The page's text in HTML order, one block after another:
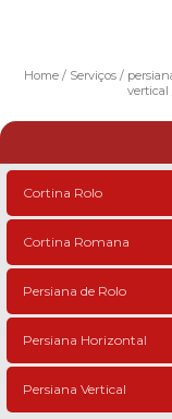
Home Serviços
vertical
Cortina Rolo
Cortina Romana
Persiana de Rolo
Persiana Horizontal
Persiana Vertical